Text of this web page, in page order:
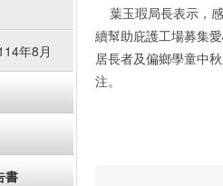
年8月
書
葉玉瑕局長表示，
續幫助庇護工場募集
居長者及偏鄉學童中
注。